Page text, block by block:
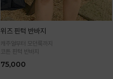
위즈 핀턱 반바지
캐주얼부터 모던룩까지
코튼 핀턱 반바지
75,000